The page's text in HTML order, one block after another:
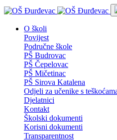
O školi
Povijest
Područne škole
PŠ Budrovac
PŠ Čepelovac
PŠ Mičetinac
PŠ Sirova Katalena
Odjeli za učenike s
Djelatnici
Kontakt
Školski dokumenti
Korisni dokumenti
Transparentnost